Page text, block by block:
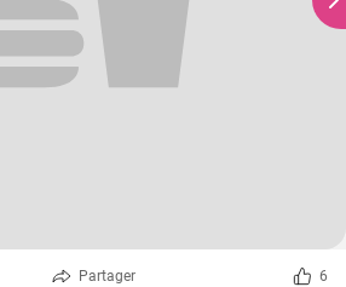
Partager 6